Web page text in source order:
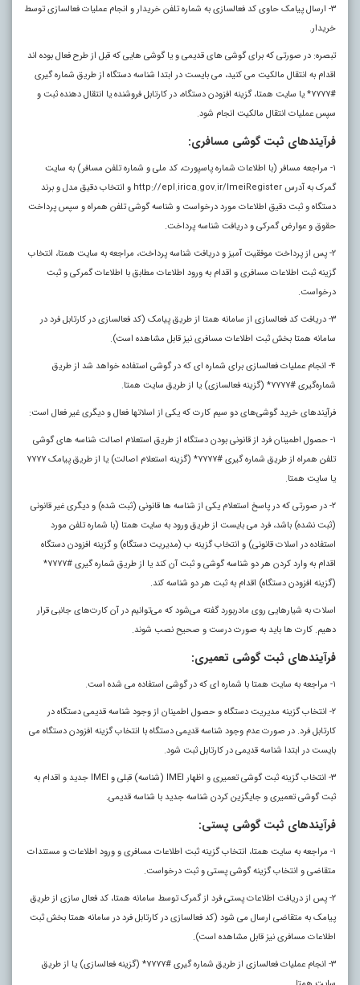
۳- ارسال پیامک حاوی کد فعالسازی به شماره تلفن خریدار و انجام عملیات فعالسازی توسط
خریدار.
تبصره: در صورتی که برای گوشی های قدیمی و یا گوشی هایی که قبل از طرح فعال بوده اند
اقدام به انتقال مالکیت می کنید، می بایست در ابتدا شناسه دستگاه از طریق شماره گیری
#۷۷۷۷* یا سایت همتا، گزینه افزودن دستگاه، در کارتابل فروشنده یا انتقال دهنده ثبت و
سپس عملیات انتقال مالکیت انجام شود.
فرآیندهای ثبت گوشی مسافری:
۱- مراجعه مسافر (با اطلاعات شماره پاسپورت، کد ملی و شماره تلفن مسافر) به سایت
گمرک به آدرس http://epl.irica.gov.ir/ImeiRegister و انتخاب دقیق مدل و برند
دستگاه و ثبت دقیق اطلاعات مورد درخواست و شناسه گوشی تلفن همراه و سپس پرداخت
حقوق و عوارض گمرکی و دریافت شناسه پرداخت.
۲- پس از پرداخت موفقیت آمیز و دریافت شناسه پرداخت، مراجعه به سایت همتا، انتخاب
گزینه ثبت اطلاعات مسافری و اقدام به ورود اطلاعات مطابق با اطلاعات گمرکی و ثبت
درخواست.
۳- دریافت کد فعالسازی از سامانه همتا از طریق پیامک (کد فعالسازی در کارتابل فرد در
سامانه همتا بخش ثبت اطلاعات مسافری نیز قابل مشاهده است).
۴- انجام عملیات فعالسازی برای شماره ای که در گوشی استفاده خواهد شد از طریق
شماره‌گیری #۷۷۷۷* (گزینه فعالسازی) یا از طریق سایت همتا
.
فرآیندهای خرید گوشی‌های دو سیم کارت که یکی از اسلاتها فعال و دیگری غیر فعال است:
۱- حصول اطمینان فرد از قانونی بودن دستگاه از طریق استعلام اصالت شناسه های گوشی
تلفن همراه از طریق شماره گیری #۷۷۷۷* (گزینه استعلام اصالت) یا از طریق پیامک ۷۷۷۷
یا سایت همتا.
۲- در صورتی که در پاسخ استعلام یکی از شناسه ها قانونی (ثبت شده) و دیگری غیر قانونی
(ثبت نشده) باشد، فرد می بایست از طریق ورود به سایت همتا (با شماره تلفن مورد
استفاده در اسلات قانونی) و انتخاب گزینه ب (مدیریت دستگاه) و گزینه افزودن دستگاه
اقدام به وارد کردن هر دو شناسه گوشی و ثبت آن کند یا از طریق شماره گیری #۷۷۷۷*
(گزینه افزودن دستگاه) اقدام به ثبت هر دو شناسه کند.
اسلات به شیارهایی روی مادربورد گفته می‌شود که می‌توانیم در آن کارت‌های جانبی قرار
دهیم. کارت ها باید به صورت درست و صحیح نصب شوند.
فرآیندهای ثبت گوشی تعمیری:
۱- مراجعه به سایت همتا با شماره ای که در گوشی استفاده می شده است.
۲- انتخاب گزینه مدیریت دستگاه و حصول اطمینان از وجود شناسه قدیمی دستگاه در
کارتابل فرد. در صورت عدم وجود شناسه قدیمی دستگاه با انتخاب گزینه افزودن دستگاه می
بایست در ابتدا شناسه قدیمی در کارتابل ثبت شود.
۳- انتخاب گزینه ثبت گوشی تعمیری و اظهار IMEI (شناسه) قبلی و IMEI جدید و اقدام به
ثبت گوشی تعمیری و جایگزین کردن شناسه جدید با شناسه قدیمی.
فرآیندهای ثبت گوشی پستی:
۱- مراجعه به سایت همتا، انتخاب گزینه ثبت اطلاعات مسافری و ورود اطلاعات و مستندات
متقاضی و انتخاب گزینه گوشی پستی و ثبت درخواست.
۲- پس از دریافت اطلاعات پستی فرد از گمرک توسط سامانه همتا، کد فعال سازی از طریق
پیامک به متقاضی ارسال می شود (کد فعالسازی در کارتابل فرد در سامانه همتا بخش ثبت
اطلاعات مسافری نیز قابل مشاهده است).
۳- انجام عملیات فعالسازی از طریق شماره گیری #۷۷۷۷* (گزینه فعالسازی) یا از طریق